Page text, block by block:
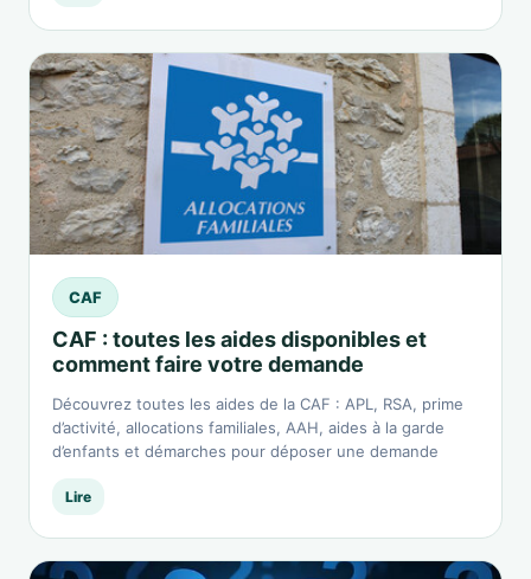
CAF
CAF : toutes les aides disponibles et
comment faire votre demande
Découvrez toutes les aides de la CAF : APL, RSA, prime
d’activité, allocations familiales, AAH, aides à la garde
d’enfants et démarches pour déposer une demande
Lire